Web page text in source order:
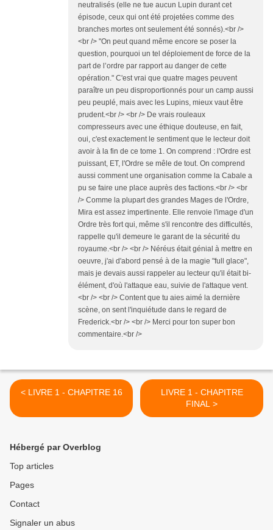
neutralisés (elle ne tue aucun Lupin durant cet
épisode, ceux qui ont été projetées comme des
branches mortes ont seulement été sonnés).<br />
<br /> "On peut quand même encore se poser la
question, pourquoi un tel déploiement de force de la
part de l’ordre par rapport au danger de cette
opération." C'est vrai que quatre mages peuvent
paraître un peu disproportionnés pour un camp aussi
peu peuplé, mais avec les Lupins, mieux vaut être
prudent.<br /> <br /> De vrais rouleaux
compresseurs avec une éthique douteuse, en fait,
oui, c'est exactement le sentiment que le lecteur doit
avoir à la fin de ce tome 1. On comprend : l'Ordre est
puissant, ET, l'Ordre se mêle de tout. On comprend
aussi comment une organisation comme la Cabale a
pu se faire une place auprès des factions.<br /> <br
/> Comme la plupart des grandes Mages de l'Ordre,
Mira est assez impertinente. Elle renvoie l'image d'un
Ordre très fort qui, même s'il rencontre des difficultés,
rappelle qu'il demeure le garant de la sécurité du
royaume.<br /> <br /> Néréus était génial à mettre en
oeuvre, j'ai d'abord pensé à de la magie "full glace",
mais je devais aussi rappeler au lecteur qu'il était bi-
élément, d'où l'attaque eau, suivie de l'attaque vent.
<br /> <br /> Content que tu aies aimé la dernière
scène, on sent l'inquiétude dans le regard de
Frederick.<br /> <br /> Merci pour ton super bon
commentaire.<br />
< LIVRE 1 - CHAPITRE 16
LIVRE 1 - CHAPITRE
FINAL >
Hébergé par Overblog
Top articles
Pages
Contact
Signaler un abus